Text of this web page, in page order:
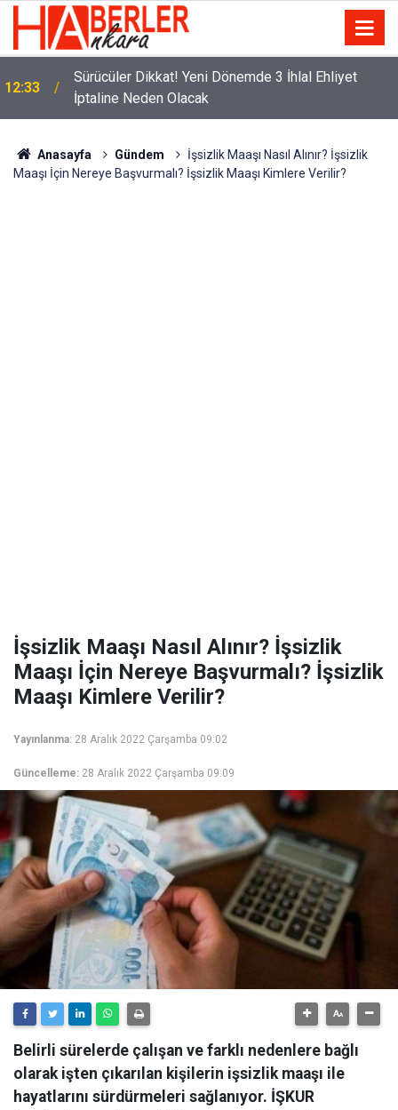
12:33
Sürücüler Dikkat! Yeni Dönemde 3 İhlal Ehliyet
İptaline Neden Olacak
Anasayfa Gündem
İşsizlik Maaşı Nasıl Alınır? İşsizlik
Maaşı İçin Nereye Başvurmalı? İşsizlik Maaşı Kimlere Verilir?
İşsizlik Maaşı Nasıl Alınır? İşsizlik
Maaşı İçin Nereye Başvurmalı? İşsizlik
Maaşı Kimlere Verilir?
Yayınlanma: 28 Aralık 2022 Çarşamba 09:02
Güncelleme: 28 Aralık 2022 Çarşamba 09:09
Belirli sürelerde çalışan ve farklı nedenlere bağlı
olarak işten çıkarılan kişilerin işsizlik maaşı ile
hayatlarını sürdürmeleri sağlanıyor. İŞKUR